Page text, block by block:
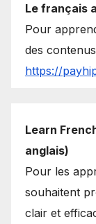
Le français
Pour
des
https://
Learn
anglais)
Pour les
souhaitent
clair et